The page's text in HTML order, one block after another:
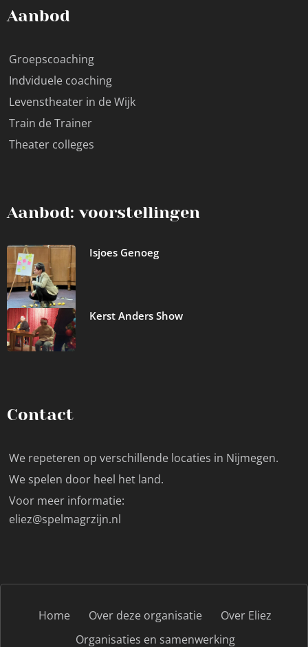
Aanbod
Groepscoaching
Indviduele coaching
Levenstheater in de Wijk
Train de Trainer
Theater colleges
Aanbod: voorstellingen
Isjoes Genoeg
Kerst Anders Show
Contact
We repeteren op verschillende locaties in Nijmegen.
We spelen door heel het land.
Voor meer informatie:
eliez@spelmagrzijn.nl
Home Over deze organisatie
Over Eliez
Organisaties en samenwerking